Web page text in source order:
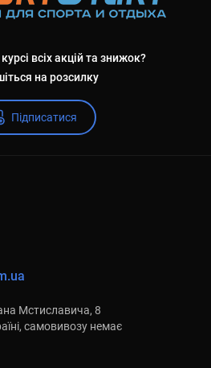
всіх акцій та знижок?
на розсилку
Підписатися
Мстиславича, 8
самовивозу немає